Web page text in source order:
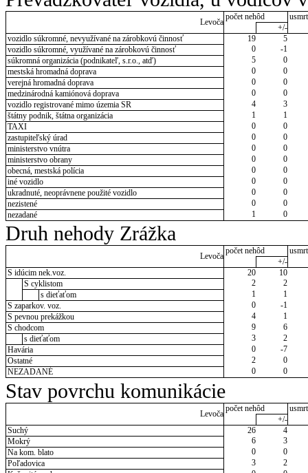
Levoča
počet nehôd
+/-
vozidlo súkromné, nevyužívané na zárobkovú činnosť
19
5
vozidlo súkromné, využívané na zárobkovú činnosť
0
-1
súkromná organizácia (podnikateľ, s.r.o., atď)
5
0
mestská hromadná doprava
0
0
verejná hromadná doprava
0
0
medzinárodná kamiónová doprava
0
0
vozidlo registrované mimo územia SR
4
3
štátny podnik, štátna organizácia
1
1
TAXI
0
0
zastupiteľský úrad
0
0
ministerstvo vnútra
0
0
ministerstvo obrany
0
0
obecná, mestská polícia
0
0
iné vozidlo
0
0
ukradnuté, neoprávnene použité vozidlo
0
0
nezistené
0
0
nezadané
1 0
Druh nehody Zrážka
Levoča
počet nehôd
+/-
S idúcim nek.voz.
20
10
S cyklistom
2
2
s dieťaťom
1
1
S zaparkov. voz.
0
-1
S pevnou prekážkou
4
1
S chodcom
9
6
s dieťaťom
3
2
Havária
0
-7
Ostatné
2
0
NEZADANÉ
0 0
Stav povrchu komunikácie
Levoča
počet nehôd
+/-
Suchý
26
4
Mokrý
6
3
Na kom. blato
0
0
Poľadovica
3
2